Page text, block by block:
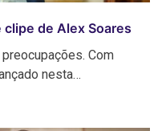
clipe de Alex Soares
Com
nesta…